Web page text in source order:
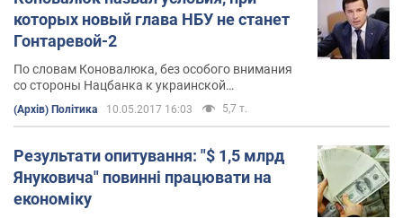
которых новый глава НБУ не станет
Гонтаревой-2
По словам Коновалюка, без особого внимания
со стороны Нацбанка к украинской
промышленности, страну из нынешнего
экономического кризиса не вытянуть
(Архів) Політика 10.05.2017 16:03 5,7 т.
Результати опитування: "$ 1,5 млрд
Януковича" повинні працювати на
економіку